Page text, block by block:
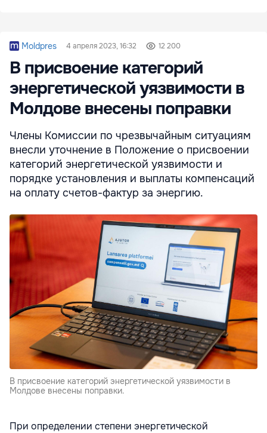
Moldpres 4 апреля 2023, 16:32 12 200
В присвоение категорий
энергетической уязвимости в
Молдове внесены поправки
Члены Комиссии по чрезвычайным ситуациям
внесли уточнение в Положение о присвоении
категорий энергетической уязвимости и
порядке установления и выплаты компенсаций
на оплату счетов-фактур за энергию.
В присвоение категорий энергетической уязвимости в
Молдове внесены поправки.
При определении степени энергетической